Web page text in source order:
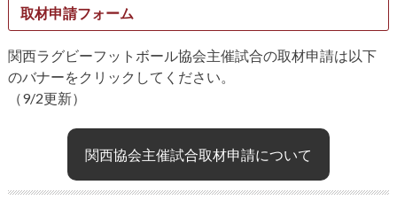
取材申請フォーム
関西ラグビーフットボール協会主催試合の取材申請は以下
のバナーをクリックしてください。
（9/2更新）
関西協会主催試合取材申請について